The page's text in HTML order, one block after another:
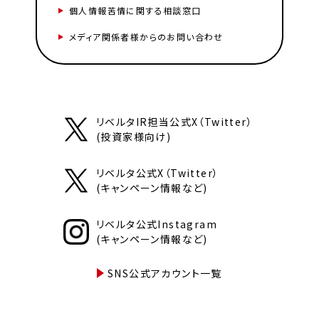
個人情報苦情に関する相談窓口
メディア関係者様からのお問い合わせ
リベルタIR担当公式X（Twitter）
(投資家様向け)
リベルタ公式X（Twitter）
(キャンペーン情報など)
リベルタ公式Instagram
(キャンペーン情報など)
SNS公式アカウント一覧